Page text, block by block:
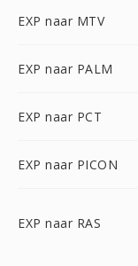
EXP naar MTV
EXP naar PALM
EXP naar PCT
EXP naar PICON
EXP naar RAS